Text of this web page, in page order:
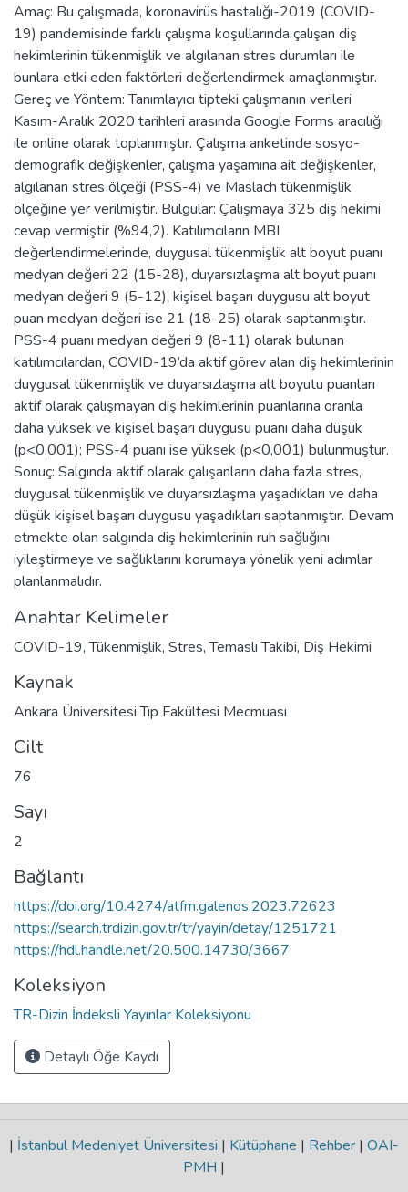
Amaç: Bu çalışmada, koronavirüs hastalığı-2019 (COVID-
19) pandemisinde farklı çalışma koşullarında çalışan diş
hekimlerinin tükenmişlik ve algılanan stres durumları ile
bunlara etki eden faktörleri değerlendirmek amaçlanmıştır.
Gereç ve Yöntem: Tanımlayıcı tipteki çalışmanın verileri
Kasım-Aralık 2020 tarihleri arasında Google Forms aracılığı
ile online olarak toplanmıştır. Çalışma anketinde sosyo-
demografik değişkenler, çalışma yaşamına ait değişkenler,
algılanan stres ölçeği (PSS-4) ve Maslach tükenmişlik
ölçeğine yer verilmiştir. Bulgular: Çalışmaya 325 diş hekimi
cevap vermiştir (%94,2). Katılımcıların MBI
değerlendirmelerinde, duygusal tükenmişlik alt boyut puanı
medyan değeri 22 (15-28), duyarsızlaşma alt boyut puanı
medyan değeri 9 (5-12), kişisel başarı duygusu alt boyut
puan medyan değeri ise 21 (18-25) olarak saptanmıştır.
PSS-4 puanı medyan değeri 9 (8-11) olarak bulunan
katılımcılardan, COVID-19’da aktif görev alan diş hekimlerinin
duygusal tükenmişlik ve duyarsızlaşma alt boyutu puanları
aktif olarak çalışmayan diş hekimlerinin puanlarına oranla
daha yüksek ve kişisel başarı duygusu puanı daha düşük
(p<0,001); PSS-4 puanı ise yüksek (p<0,001) bulunmuştur.
Sonuç: Salgında aktif olarak çalışanların daha fazla stres,
duygusal tükenmişlik ve duyarsızlaşma yaşadıkları ve daha
düşük kişisel başarı duygusu yaşadıkları saptanmıştır. Devam
etmekte olan salgında diş hekimlerinin ruh sağlığını
iyileştirmeye ve sağlıklarını korumaya yönelik yeni adımlar
planlanmalıdır.
Anahtar Kelimeler
COVID-19,Tükenmişlik, Stres,Temaslı Takibi, Diş Hekimi
Kaynak
Ankara Üniversitesi Tıp Fakültesi Mecmuası
Cilt
76
Sayı
2
Bağlantı
https://doi.org/10.4274/atfm.galenos.2023.72623
https://search.trdizin.gov.tr/tr/yayin/detay/1251721
https://hdl.handle.net/20.500.14730/3667
Koleksiyon
TR-Dizin İndeksli Yayınlar Koleksiyonu
Detaylı Öğe Kaydı
| İstanbul Medeniyet Üniversitesi | Kütüphane | Rehber | OAI-
PMH |